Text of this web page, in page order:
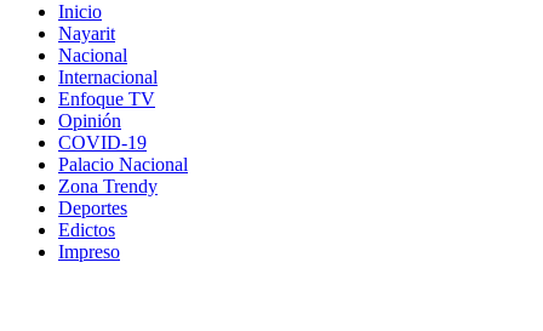
Inicio
Nayarit
Nacional
Internacional
Enfoque TV
Opinión
COVID-19
Palacio Nacional
Zona Trendy
Deportes
Edictos
Impreso